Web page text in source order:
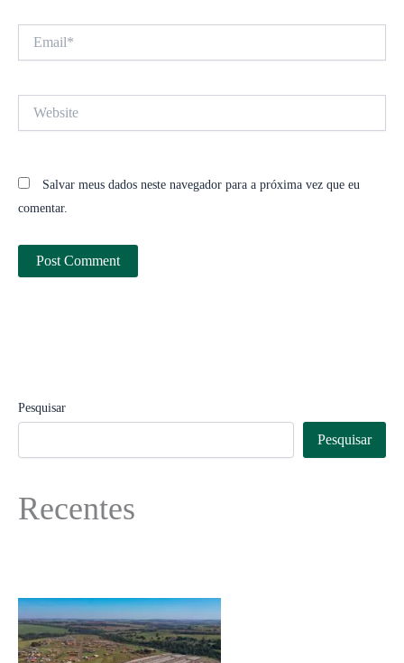
Salvar meus dados neste navegador para a próxima vez que eu
comentar.
Pesquisar
Pesquisar
Recentes